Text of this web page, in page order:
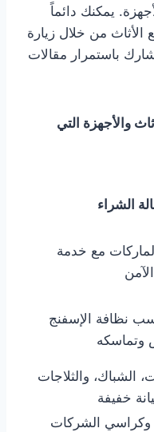
يمكنك دائماً
الأثاث من خلال زيارة
باستمرار مقالات
والأجهزة التي
الشراء
مع خدمة
نظافة الإسفنج
وتماسكه
الشباك، والثلاجات
خفيفة
الشركات